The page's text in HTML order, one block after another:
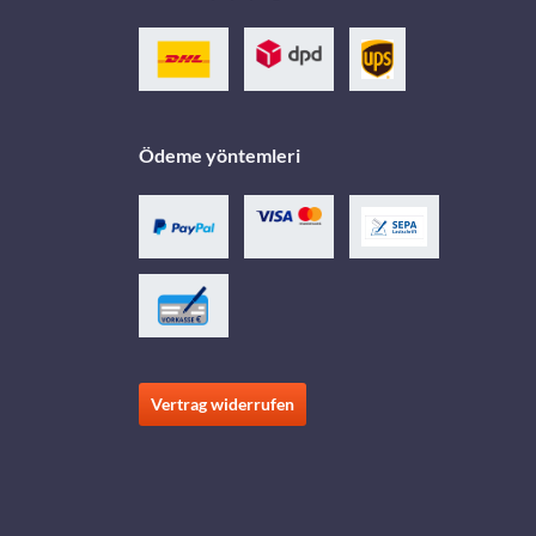
Ödeme yöntemleri
Vertrag widerrufen